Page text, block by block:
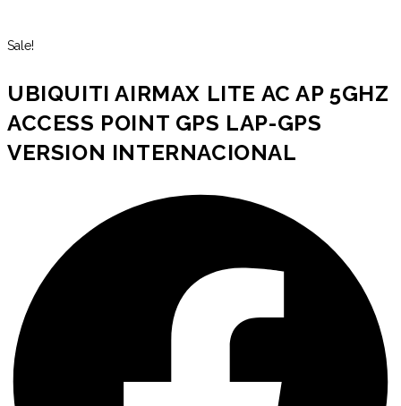
Sale!
UBIQUITI AIRMAX LITE AC AP 5GHZ
ACCESS POINT GPS LAP-GPS
VERSION INTERNACIONAL